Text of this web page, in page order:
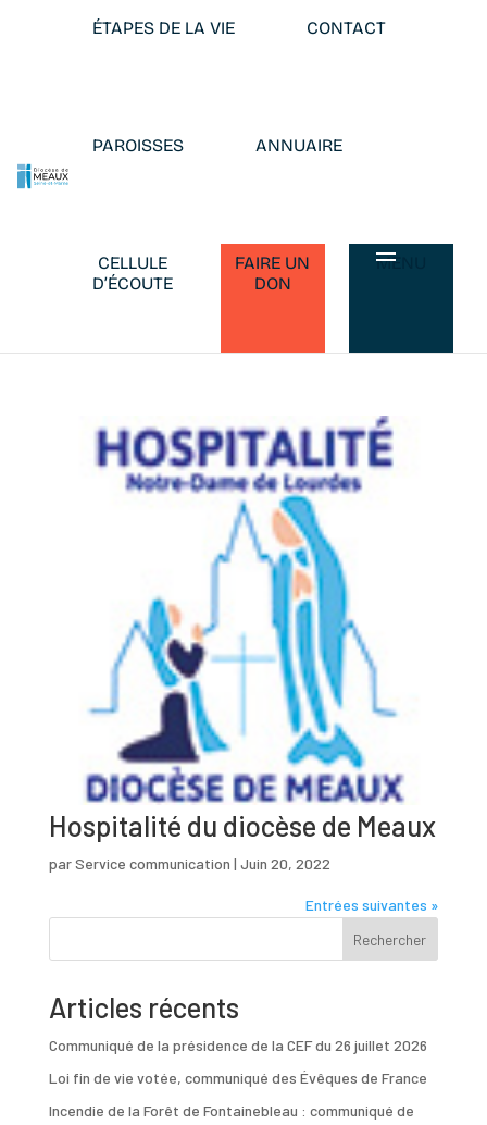
ÉTAPES DE LA VIE CONTACT
PAROISSES ANNUAIRE
CELLULE
D’ÉCOUTE
FAIRE UN
DON
MENU
Hospitalité du diocèse de Meaux
parService communication | Juin 20, 2022
Entrées suivantes »
Rechercher
Articles récents
Communiqué de la présidence de la CEF du 26 juillet 2026
Loi fin de vie votée, communiqué des Évêques de France
Incendie de la Forêt de Fontainebleau : communiqué de